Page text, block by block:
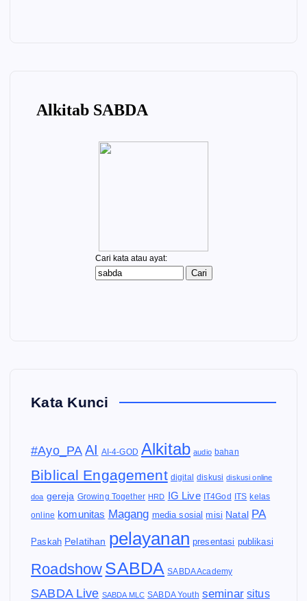
Kata Kunci
#Ayo_PA AI AI-4-GOD Alkitab audio bahan
Biblical Engagement digital diskusi diskusi online
doa gereja Growing Together HRD IG Live IT4God ITS kelas
online komunitas Magang media sosial misi Natal PA
Paskah Pelatihan pelayanan presentasi publikasi
Roadshow SABDA SABDA Academy
SABDA Live SABDA MLC SABDA Youth seminar situs